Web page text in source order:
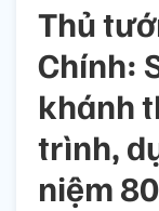
Thủ
Chính:
khánh
trình,
niệm